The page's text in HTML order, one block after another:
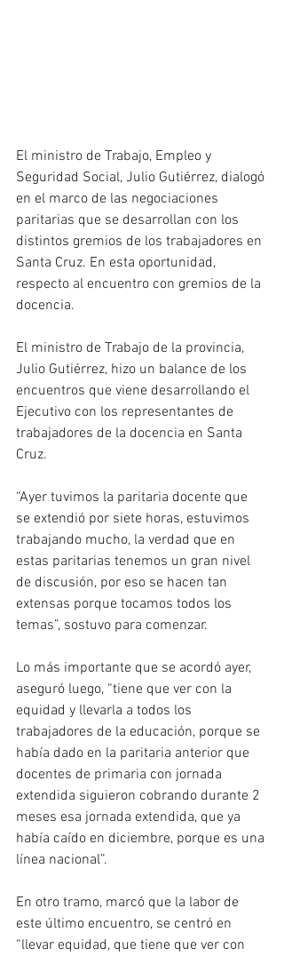
El ministro de Trabajo, Empleo y
Seguridad Social, Julio Gutiérrez, dialogó
en el marco de las negociaciones
paritarias que se desarrollan con los
distintos gremios de los trabajadores en
Santa Cruz. En esta oportunidad,
respecto al encuentro con gremios de la
docencia.
El ministro de Trabajo de la provincia,
Julio Gutiérrez, hizo un balance de los
encuentros que viene desarrollando el
Ejecutivo con los representantes de
trabajadores de la docencia en Santa
Cruz.
“Ayer tuvimos la paritaria docente que
se extendió por siete horas, estuvimos
trabajando mucho, la verdad que en
estas paritarias tenemos un gran nivel
de discusión, por eso se hacen tan
extensas porque tocamos todos los
temas”, sostuvo para comenzar.
Lo más importante que se acordó ayer,
aseguró luego, “tiene que ver con la
equidad y llevarla a todos los
trabajadores de la educación, porque se
había dado en la paritaria anterior que
docentes de primaria con jornada
extendida siguieron cobrando durante 2
meses esa jornada extendida, que ya
había caído en diciembre, porque es una
línea nacional”.
En otro tramo, marcó que la labor de
este último encuentro, se centró en
“llevar equidad, que tiene que ver con